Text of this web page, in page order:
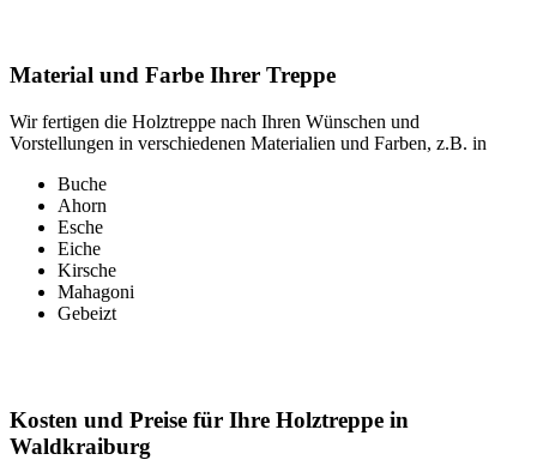
Material und Farbe Ihrer Treppe
Wir fertigen die Holztreppe nach Ihren Wünschen und
Vorstellungen in verschiedenen Materialien und Farben, z.B. in
Buche
Ahorn
Esche
Eiche
Kirsche
Mahagoni
Gebeizt
Kosten und Preise für Ihre Holztreppe in
Waldkraiburg